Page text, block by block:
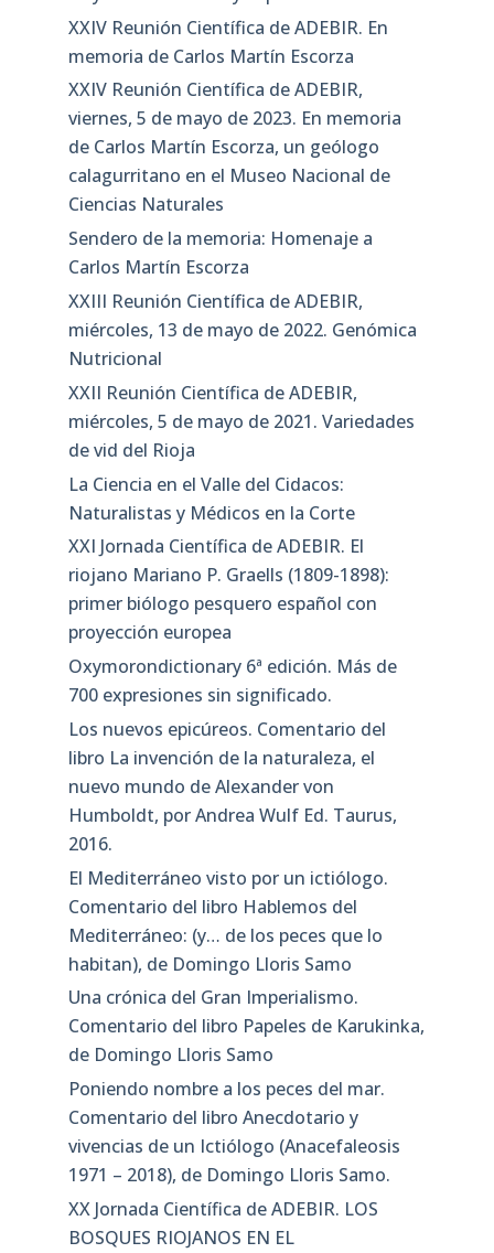
XXIV Reunión Científica de ADEBIR. En
memoria de Carlos Martín Escorza
XXIV Reunión Científica de ADEBIR,
viernes, 5 de mayo de 2023. En memoria
de Carlos Martín Escorza, un geólogo
calagurritano en el Museo Nacional de
Ciencias Naturales
Sendero de la memoria: Homenaje a
Carlos Martín Escorza
XXIII Reunión Científica de ADEBIR,
miércoles, 13 de mayo de 2022. Genómica
Nutricional
XXII Reunión Científica de ADEBIR,
miércoles, 5 de mayo de 2021. Variedades
de vid del Rioja
La Ciencia en el Valle del Cidacos:
Naturalistas y Médicos en la Corte
XXI Jornada Científica de ADEBIR. El
riojano Mariano P. Graells (1809-1898):
primer biólogo pesquero español con
proyección europea
Oxymorondictionary 6ª edición. Más de
700 expresiones sin significado.
Los nuevos epicúreos. Comentario del
libro La invención de la naturaleza, el
nuevo mundo de Alexander von
Humboldt, por Andrea Wulf Ed. Taurus,
2016.
El Mediterráneo visto por un ictiólogo.
Comentario del libro Hablemos del
Mediterráneo: (y… de los peces que lo
habitan), de Domingo Lloris Samo
Una crónica del Gran Imperialismo.
Comentario del libro Papeles de Karukinka,
de Domingo Lloris Samo
Poniendo nombre a los peces del mar.
Comentario del libro Anecdotario y
vivencias de un Ictiólogo (Anacefaleosis
1971 – 2018), de Domingo Lloris Samo.
XX Jornada Científica de ADEBIR. LOS
BOSQUES RIOJANOS EN EL